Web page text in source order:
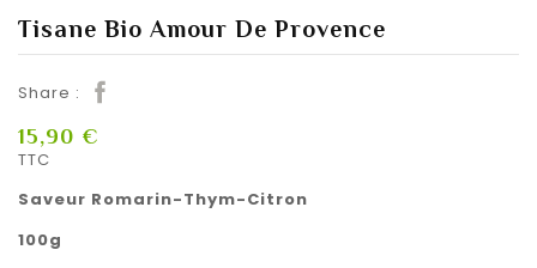
Tisane Bio Amour De Provence
Share :
15,90 €
TTC
Saveur Romarin-Thym-Citron
100g